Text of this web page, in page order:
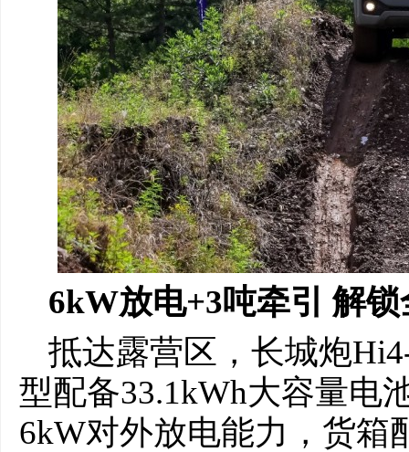
6kW放电+3吨牵引 解
抵达露营区，长城炮
型配备33.1kWh大容量电
6kW对外放电能力，货箱